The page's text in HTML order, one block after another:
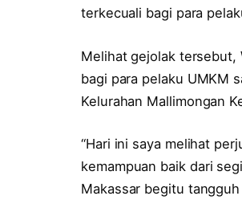
terkecuali bagi para
Melihat gejolak tersebut,
bagi para pelaku UMKM
Kelurahan Mallimongan
“Hari ini saya melihat
kemampuan baik dari
Makassar begitu